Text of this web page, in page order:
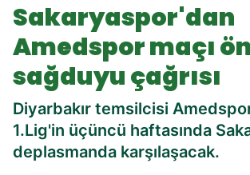
Sakaryaspor'dan
Amedspor maçı
sağduyu çağrısı
Diyarbakır temsilcisi
1.Lig'in üçüncü haftasında
deplasmanda karşılaşacak.